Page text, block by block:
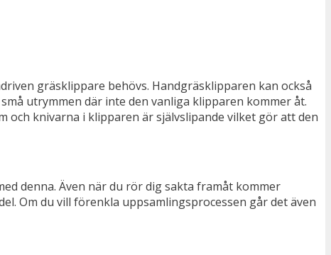
gräsklippare behövs. Handgräsklipparen kan också
utrymmen där inte den vanliga klipparen kommer åt.
och knivarna i klipparen är självslipande vilket gör att den
denna. Även när du rör dig sakta framåt kommer
Om du vill förenkla uppsamlingsprocessen går det även